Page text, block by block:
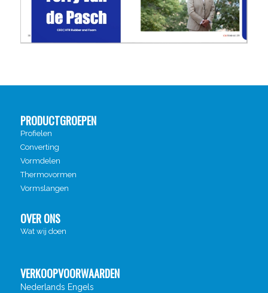
PRODUCTGROEPEN
Profielen
Converting
Vormdelen
Thermovormen
Vormslangen
OVER ONS
Wat wij doen
VERKOOPVOORWAARDEN
Nederlands Engels